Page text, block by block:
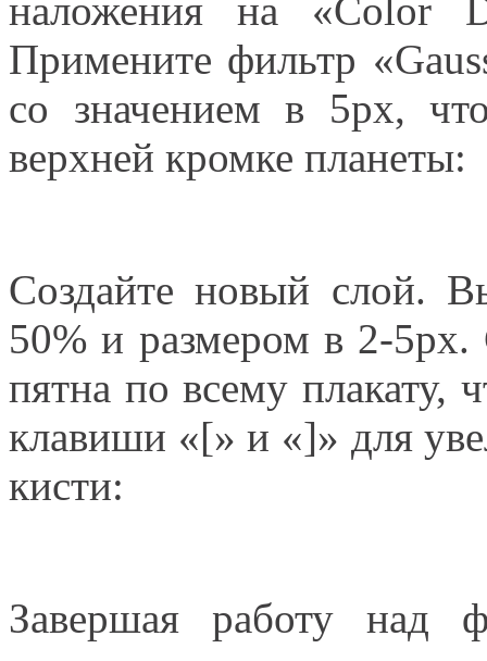
наложения на «Color
Примените фильтр
со значением в 5px,
верхней кромке планеты:
Создайте новый слой.
50% и размером в 2-
пятна по всему плакату,
клавиши «[» и «]» для
кисти:
Завершая работу над